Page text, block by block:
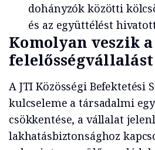
dohányzók közötti
és az együttélést
Komolyan veszik
felelősségvállalást
A JTI Közösségi Befektetési
kulcseleme a társadalmi
csökkentése, a vállalat
lakhatásbiztonsághoz